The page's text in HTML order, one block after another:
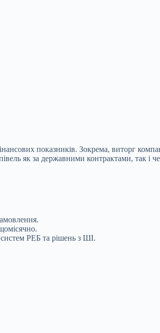
показників. Зокрема, виторг
як за державними контрактами, так
РЕБ та рішень з ШІ.